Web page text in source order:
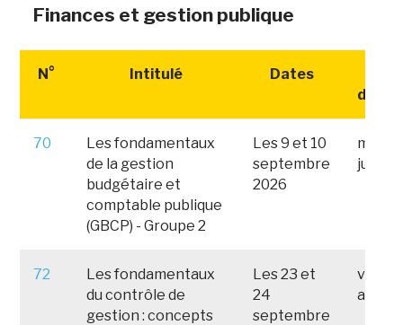
Finances et gestion publique
N° Intitulé Dates
70
Les fondamentaux
de la gestion
budgétaire et
comptable publique
(GBCP) - Groupe 2
Les 9 et 10
septembre
2026
juillet
72
Les fondamentaux
du contrôle de
gestion : concepts
Les 23 et
24
septembre
août